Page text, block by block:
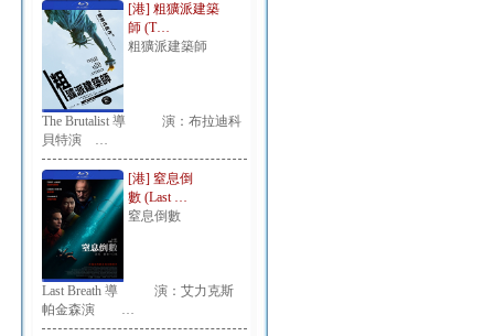
[港] 粗獷派建築
師 (T…
粗獷派建築師
The Brutalist 導 演：布拉迪科
貝特演 …
[港] 窒息倒
數 (Last …
窒息倒數
Last Breath 導 演：艾力克斯
帕金森演 …